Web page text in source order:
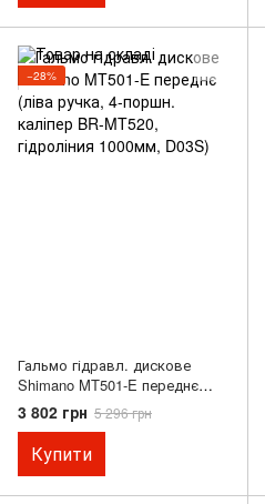
−28%
Гальмо гідравл. дискове
Shimano MT501-E переднє
(ліва ручка, 4-поршн. каліпер
BR-MT520, гідроліния 1000мм,
D03S)
3 802 грн 5 296 грн
Купити